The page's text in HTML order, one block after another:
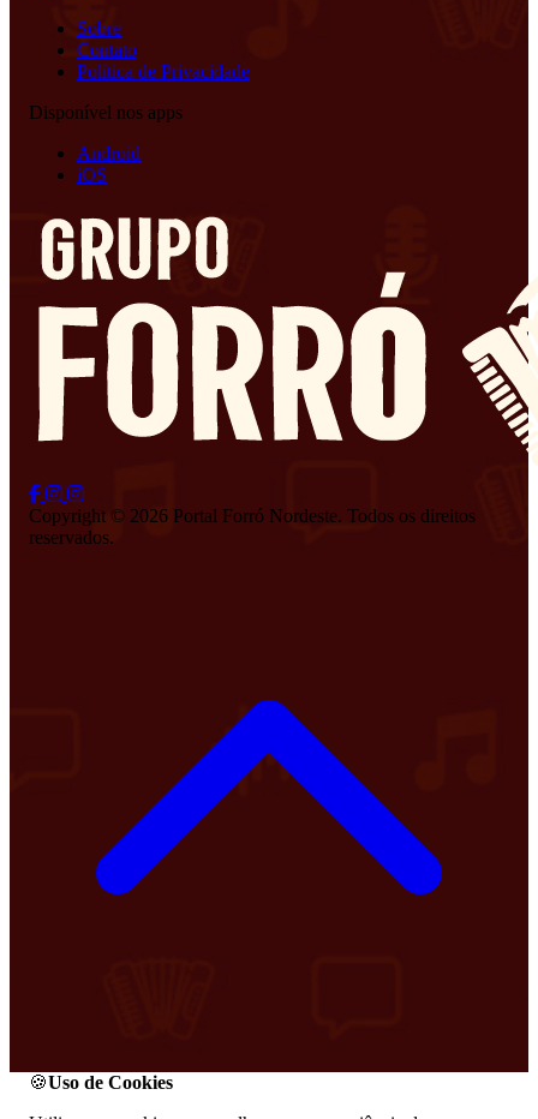
Sobre
Contato
Política de Privacidade
Disponível nos apps
Android
iOS
Copyright © 2026 Portal Forró Nordeste. Todos os direitos
reservados.
🍪Uso de Cookies